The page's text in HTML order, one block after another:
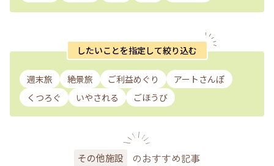
したいことを指定して絞り込む
週末旅 絶景旅 ご利益めぐり
アートさんぽ
くつろぐ
いやされる ごほうび
その他施設 のおすすめ記事